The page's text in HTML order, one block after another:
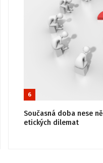
6
Současná doba nese
etických dilemat